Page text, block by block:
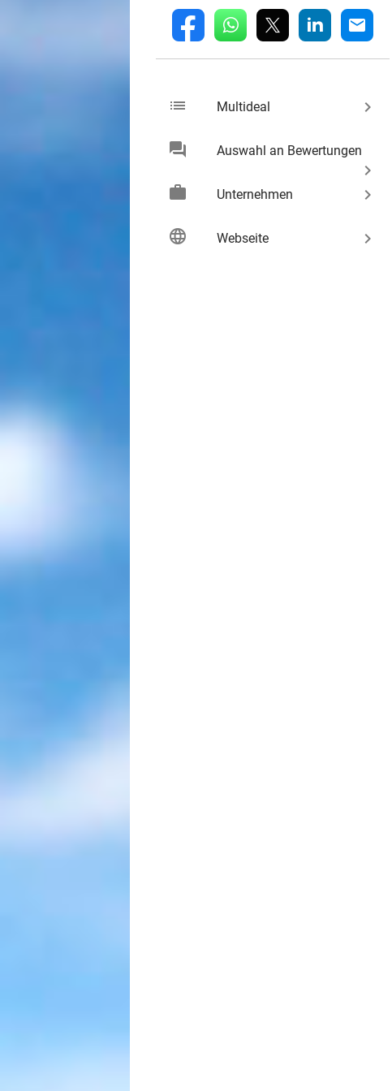
fb whatsapp linkedin mail
list Multideal keyboard_arrow_right
chat Auswahl an Bewertungen
keyboard_arrow_right
work
Unternehmen keyboard_arrow_right
language Webseite keyboard_arrow_right